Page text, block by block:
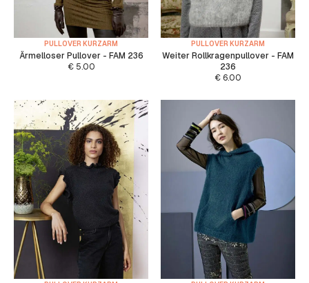
PULLOVER KURZARM
Ärmelloser Pullover - FAM 236
€5.00
PULLOVER KURZARM
Weiter Rollkragenpullover - FAM
236
€ 6.00